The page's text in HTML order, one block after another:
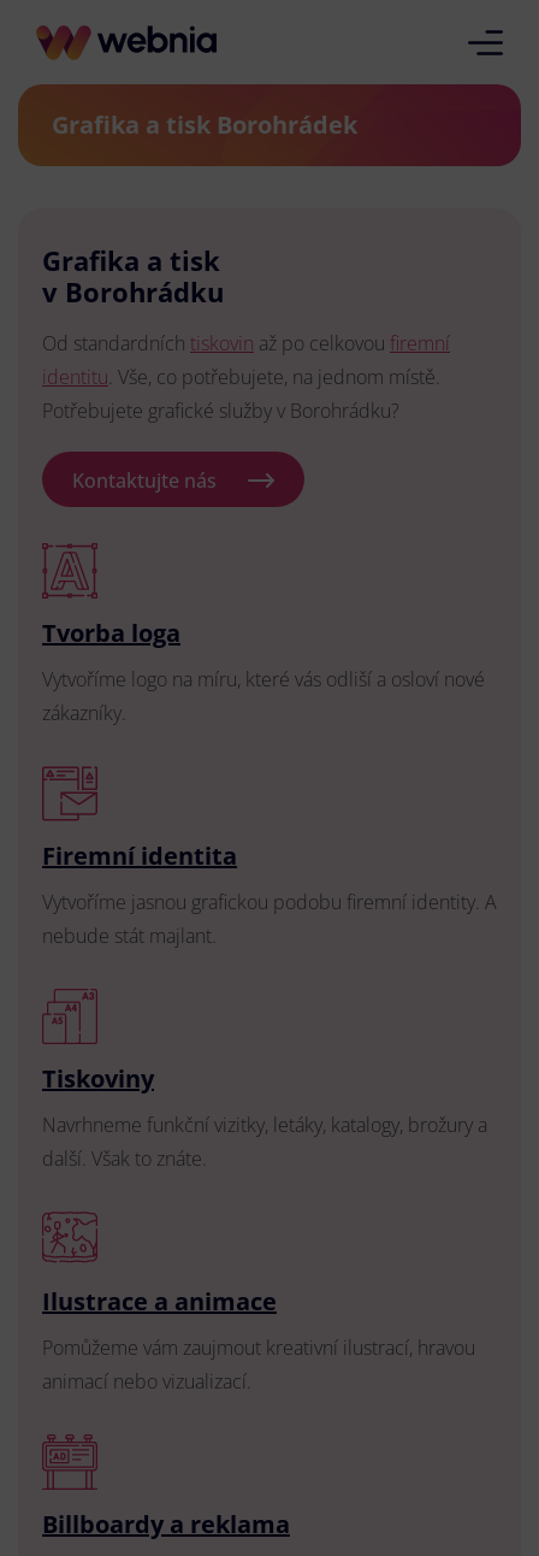
Grafika a tisk Borohrádek
Grafika a tisk
v Borohrádku
Od standardních tiskovin až po celkovou firemní
identitu. Vše, co potřebujete, na jednom místě.
Potřebujete grafické služby v Borohrádku?
Kontaktujte nás
Tvorba loga
Vytvoříme logo na míru, které vás odliší a osloví nové
zákazníky.
Firemní identita
Vytvoříme jasnou grafickou podobu firemní identity. A
nebude stát majlant.
Tiskoviny
Navrhneme funkční vizitky, letáky, katalogy, brožury a
další. Však to znáte.
Ilustrace a animace
Pomůžeme vám zaujmout kreativní ilustrací, hravou
animací nebo vizualizací.
Billboardy a reklama